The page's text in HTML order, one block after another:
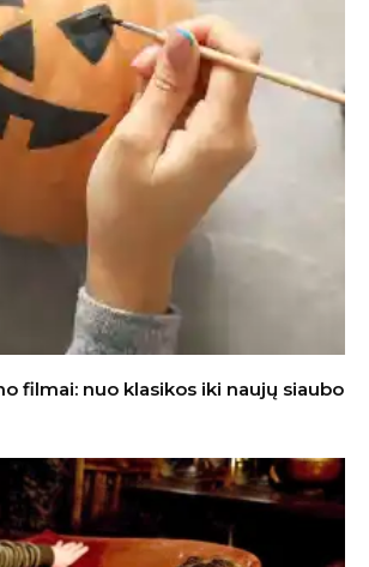
filmai: nuo klasikos iki naujų siaubo